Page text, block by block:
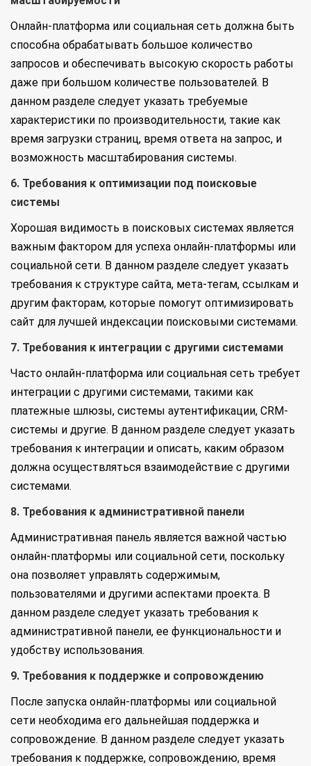
Онлайн-платформа или социальная сеть должна быть
способна обрабатывать большое количество
запросов и обеспечивать высокую скорость работы
даже при большом количестве пользователей. В
данном разделе следует указать требуемые
характеристики по производительности, такие как
время загрузки страниц, время ответа на запрос, и
возможность масштабирования системы.
6. Требования к оптимизации под поисковые
системы
Хорошая видимость в поисковых системах является
важным фактором для успеха онлайн-платформы или
социальной сети. В данном разделе следует указать
требования к структуре сайта, мета-тегам, ссылкам и
другим факторам, которые помогут оптимизировать
сайт для лучшей индексации поисковыми системами.
7. Требования к интеграции с другими системами
Часто онлайн-платформа или социальная сеть требует
интеграции с другими системами, такими как
платежные шлюзы, системы аутентификации, CRM-
системы и другие. В данном разделе следует указать
требования к интеграции и описать, каким образом
должна осуществляться взаимодействие с другими
системами.
8. Требования к административной панели
Административная панель является важной частью
онлайн-платформы или социальной сети, поскольку
она позволяет управлять содержимым,
пользователями и другими аспектами проекта. В
данном разделе следует указать требования к
административной панели, ее функциональности и
удобству использования.
9. Требования к поддержке и сопровождению
После запуска онлайн-платформы или социальной
сети необходима его дальнейшая поддержка и
сопровождение. В данном разделе следует указать
требования к поддержке, сопровождению, время